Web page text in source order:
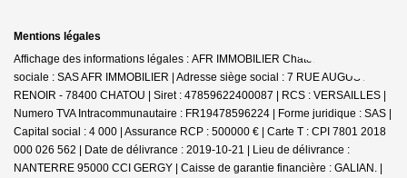
Mentions légales
Affichage des informations légales : AFR IMMOBILIER Chatou | Raison
sociale : SAS AFR IMMOBILIER | Adresse siège social : 7 RUE AUGUSTE
RENOIR - 78400 CHATOU | Siret : 47859622400087 | RCS : VERSAILLES |
Numero TVA Intracommunautaire : FR19478596224 | Forme juridique : SAS |
Capital social : 4 000 | Assurance RCP : 500000 € | Carte T : CPI 7801 2018
000 026 562 | Date de délivrance : 2019-10-21 | Lieu de délivrance :
NANTERRE 95000 CCI GERGY | Caisse de garantie financière : GALIAN. |